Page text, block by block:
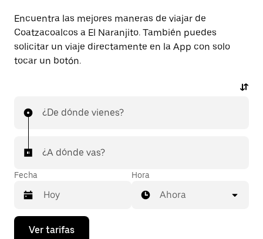
Encuentra las mejores maneras de viajar de
Coatzacoalcos a El Naranjito. También puedes
solicitar un viaje directamente en la App con solo
tocar un botón.
¿De dónde vienes?
¿A dónde vas?
Fecha
Presiona
Hora
Ahora
Ver tarifas